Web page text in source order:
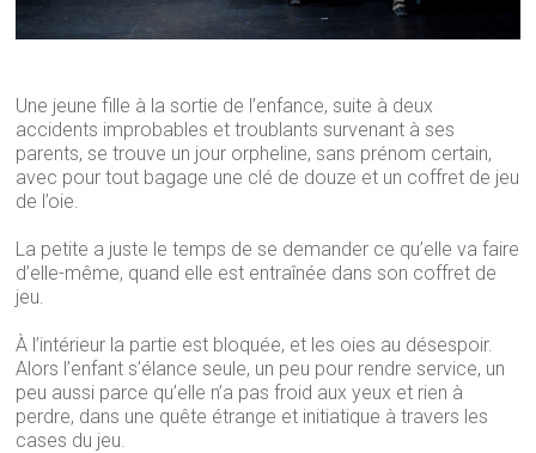
Une jeune fille à la sortie de l’enfance, suite à deux
accidents improbables et troublants survenant à ses
parents, se trouve un jour orpheline, sans prénom certain,
avec pour tout bagage une clé de douze et un coffret de jeu
de l’oie.
La petite a juste le temps de se demander ce qu’elle va faire
d’elle-même, quand elle est entraînée dans son coffret de
jeu.
À l’intérieur la partie est bloquée, et les oies au désespoir.
Alors l’enfant s’élance seule, un peu pour rendre service, un
peu aussi parce qu’elle n’a pas froid aux yeux et rien à
perdre, dans une quête étrange et initiatique à travers les
cases du jeu.